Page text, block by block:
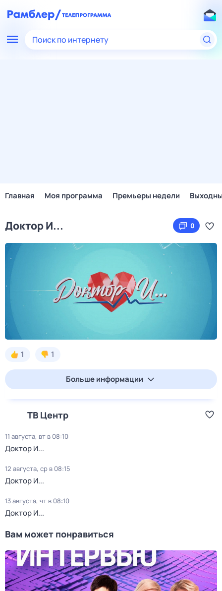
Поиск по интернету
Главная Моя программа Премьеры недели
Доктор И... 0
1 1
Больше информации
ТВ Центр
11 августа, вт в 08:10
Доктор И...
12 августа, ср в 08:15
Доктор И...
13 августа, чт в 08:10
Доктор И...
Вам может понравиться